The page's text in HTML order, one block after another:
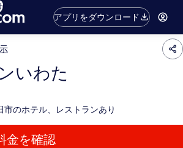
アプリをダウンロード
いわた
のホテル、レストランあり
金を確認